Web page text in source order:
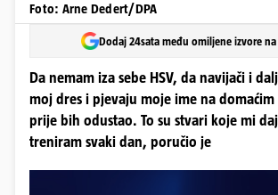
Foto: Arne Dedert/DPA
Dodaj 24sata među omiljene izvore na
Da nemam iza sebe HSV, da navijači i
moj dres i pjevaju moje ime na domaćim
prije bih odustao. To su stvari koje mi
treniram svaki dan, poručio je